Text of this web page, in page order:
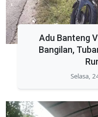
Adu Banteng
Bangilan,
Selasa,